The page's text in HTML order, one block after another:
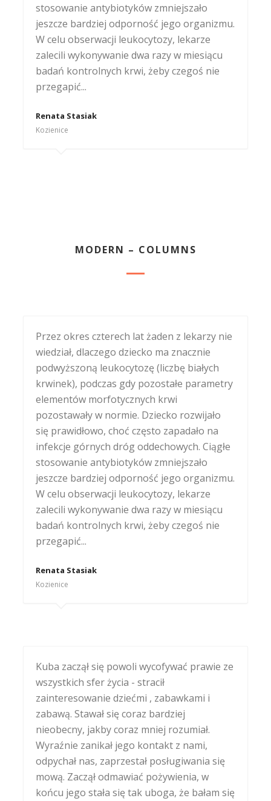
stosowanie antybiotyków zmniejszało
jeszcze bardziej odporność jego organizmu.
W celu obserwacji leukocytozy, lekarze
zalecili wykonywanie dwa razy w miesiącu
badań kontrolnych krwi, żeby czegoś nie
przegapić...
Renata Stasiak
Kozienice
końcu jego stała się tak uboga, że bałam się
o jego zdrowie. Zasypianie i budzenie się
było koszmarem, sen też był bardzo
niespokojny. Kiedy się zdenerwował nie
potrafił się bardzo długo uspokoić. W wieku
prawic 4 lat Kuba został zdiagnozowany
Justyna Walas
MODERN – COLUMNS
Przez okres czterech lat żaden z lekarzy nie
wiedział, dlaczego dziecko ma znacznie
podwyższoną leukocytozę (liczbę białych
krwinek), podczas gdy pozostałe parametry
elementów morfotycznych krwi
pozostawały w normie. Dziecko rozwijało
się prawidłowo, choć często zapadało na
infekcje górnych dróg oddechowych. Ciągłe
stosowanie antybiotyków zmniejszało
jeszcze bardziej odporność jego organizmu.
W celu obserwacji leukocytozy, lekarze
zalecili wykonywanie dwa razy w miesiącu
badań kontrolnych krwi, żeby czegoś nie
przegapić...
Renata Stasiak
Kozienice
Kuba zaczął się powoli wycofywać prawie ze
wszystkich sfer życia - stracił
zainteresowanie dziećmi , zabawkami i
zabawą. Stawał się coraz bardziej
nieobecny, jakby coraz mniej rozumiał.
Wyraźnie zanikał jego kontakt z nami,
odpychał nas, zaprzestał posługiwania się
mową. Zaczął odmawiać pożywienia, w
końcu jego stała się tak uboga, że bałam się